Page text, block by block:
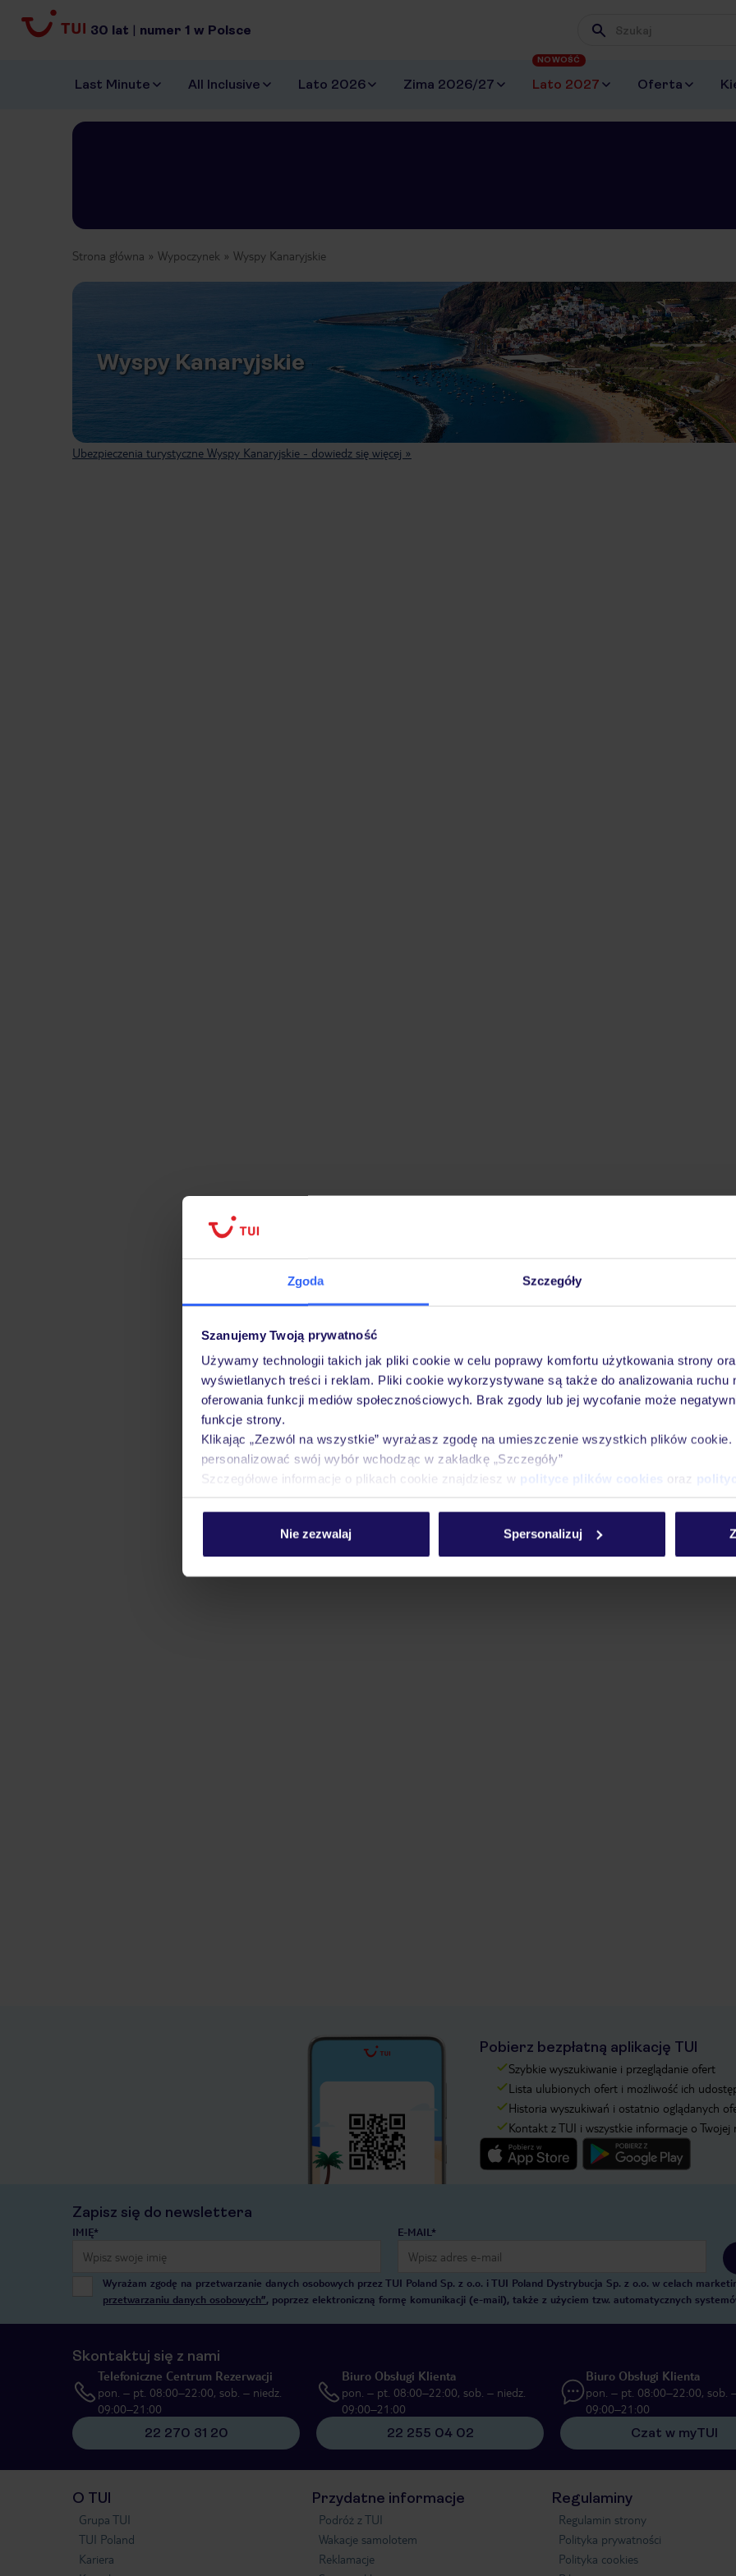
Zgoda Szczegóły
Szanujemy Twoją prywatność
Używamy technologii takich jak pliki cookie w celu poprawy komfortu użytkowania strony
wyświetlanych treści i reklam. Pliki cookie wykorzystywane są także do analizowania ruchu
oferowania funkcji mediów społecznościowych. Brak zgody lub jej wycofanie może
funkcje strony.
Klikając „Zezwól na wszystkie” wyrażasz zgodę na umieszczenie wszystkich plików
personalizować swój wybór wchodząc w zakładkę „Szczegóły”
Szczegółowe informacje o plikach cookie znajdziesz w polityce plików cookies oraz
Nie zezwalaj Spersonalizuj
30 lat | numer 1 w Polsce Wpisz frazę, której
Last Minute All Inclusive Lato 2026 Zima 2026/27 Lato 2027
NOWOŚĆ
Oferta
Strona główna Wypoczynek Wyspy Kanaryjskie
Wyspy Kanaryjskie
Ubezpieczenia turystyczne Wyspy Kanaryjskie - dowiedz się więcej »
Pobierz bezpłatną aplikację TUI
Szybkie wyszukiwanie i przeglądanie ofert
Lista ulubionych ofert i możliwość ich
Historia wyszukiwań i ostatnio oglądanych
Kontakt z TUI i wszystkie informacje o Twojej
Zapisz się do newslettera
IMIĘ* E-MAIL*
Wyrażam zgodę na przetwarzanie danych osobowych przez TUI Poland Sp. z o.o. i TUI Poland Dystrybucja Sp. z o.o. w celach
przetwarzaniu danych osobowych”, poprzez elektroniczną formę komunikacji (e-mail), także z użyciem tzw. automatycznych
Skontaktuj się z nami
Telefoniczne Centrum Rezerwacji
pon. – pt. 08:00–22:00, sob. – niedz.
09:00–21:00
22 270 31 20
Biuro Obsługi Klienta
pon. – pt. 08:00–22:00, sob. – niedz.
09:00–21:00
22 255 04 02
Biuro Obsługi Klienta
pon. – pt. 08:00–22:00, sob.
09:00–21:00
Czat w myTUI
O TUI
Grupa TUI
TUI Poland
Kariera
Przydatne informacje
Podróż z TUI
Wakacje samolotem
Reklamacje
Regulaminy
Regulamin strony
Polityka prywatności
Polityka cookies